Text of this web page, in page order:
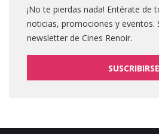
¡No te pierdas nada! Entérate de
noticias, promociones y eventos.
newsletter de Cines Renoir.
SUSCRIBIRSE